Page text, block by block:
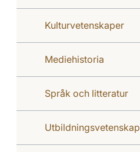
Kulturvetenskaper
Mediehistoria
Språk och litteratur
Utbildningsvetenskap